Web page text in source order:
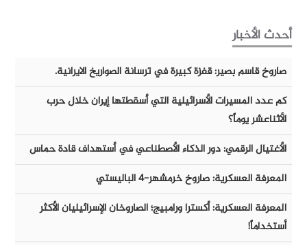
أحدث الأخبار
صاروخ قاسم بصير: قفزة كبيرة في ترسانة الصواريخ الايرانية.
كم عدد المسيرات الأسرائيلية التي أسقطتها إيران خلال حرب
الأثناعشر يوماً؟
الأغتيال الرقمي: دور الذكاء الأصطناعي في أستهداف قادة حماس
المعرفة العسكرية: صاروخ خرمشهر-٤ الباليستي
المعرفة العسكرية: أكسترا ورامبيج؛ الصاروخان الإسرائيليان الأكثر
أستخداماً!